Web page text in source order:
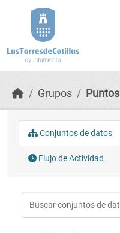
Grupos
Conjuntos de datos
Flujo de Actividad